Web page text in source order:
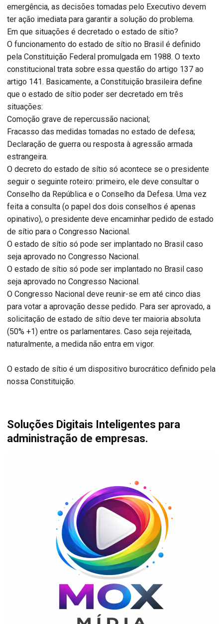
emergência, as decisões tomadas pelo Executivo devem
ter ação imediata para garantir a solução do problema.
Em que situações é decretado o estado de sítio?
O funcionamento do estado de sítio no Brasil é definido
pela Constituição Federal promulgada em 1988. O texto
constitucional trata sobre essa questão do artigo 137 ao
artigo 141. Basicamente, a Constituição brasileira define
que o estado de sítio poder ser decretado em três
situações:
Comoção grave de repercussão nacional;
Fracasso das medidas tomadas no estado de defesa;
Declaração de guerra ou resposta à agressão armada
estrangeira.
O decreto do estado de sítio só acontece se o presidente
seguir o seguinte roteiro: primeiro, ele deve consultar o
Conselho da República e o Conselho da Defesa. Uma vez
feita a consulta (o papel dos dois conselhos é apenas
opinativo), o presidente deve encaminhar pedido de estado
de sítio para o Congresso Nacional.
O estado de sítio só pode ser implantado no Brasil caso
seja aprovado no Congresso Nacional.
O estado de sítio só pode ser implantado no Brasil caso
seja aprovado no Congresso Nacional.
O Congresso Nacional deve reunir-se em até cinco dias
para votar a aprovação desse pedido. Para ser aprovado, a
solicitação de estado de sítio deve ter maioria absoluta
(50% +1) entre os parlamentares. Caso seja rejeitada,
naturalmente, a medida não entra em vigor.
O estado de sítio é um dispositivo burocrático definido pela
nossa Constituição.
Soluções Digitais Inteligentes para
administração de empresas.